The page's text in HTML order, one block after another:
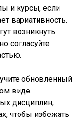
и курсы, если
вариативность.
возникнуть
согласуйте
обновленный
виде.
дисциплин,
чтобы избежать